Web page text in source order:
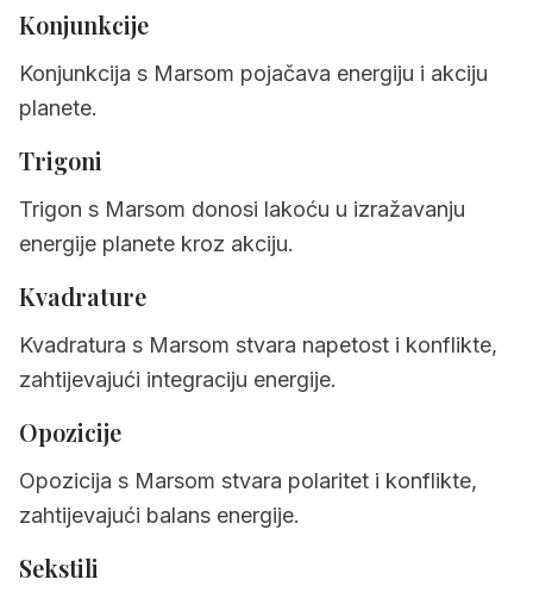
Konjunkcije
Konjunkcija s Marsom pojačava energiju i akciju
planete.
Trigoni
Trigon s Marsom donosi lakoću u izražavanju
energije planete kroz akciju.
Kvadrature
Kvadratura s Marsom stvara napetost i konflikte,
zahtijevajući integraciju energije.
Opozicije
Opozicija s Marsom stvara polaritet i konflikte,
zahtijevajući balans energije.
Sekstili